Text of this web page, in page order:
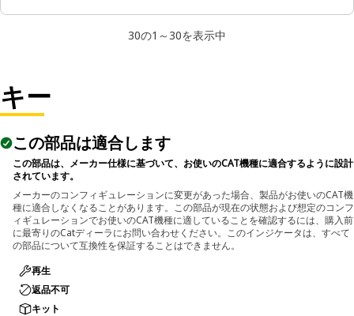
30の1～30を表示中
キー
この部品は適合します
この部品は、メーカー仕様に基づいて、お使いのCAT機種に適合するように設計
されています。
メーカーのコンフィギュレーションに変更があった場合、製品がお使いのCAT機
種に適合しなくなることがあります。この部品が現在の状態および想定のコンフ
ィギュレーションでお使いのCAT機種に適していることを確認するには、購入前
に最寄りのCatディーラにお問い合わせください。このインジケータは、すべて
の部品について互換性を保証することはできません。
再生
返品不可
キット